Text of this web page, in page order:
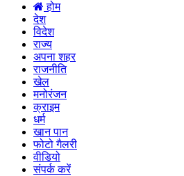
होम
देश
विदेश
राज्य
अपना शहर
राजनीति
खेल
मनोरंजन
क्राइम
धर्म
खान पान
फोटो गैलरी
वीडियो
संपर्क करें